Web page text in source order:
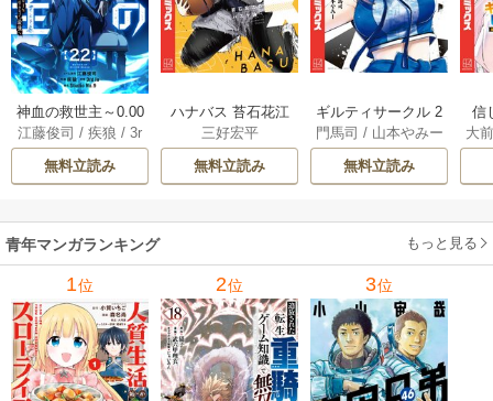
神血の救世主～0.00
000001％を引き当
て最強へ～【電子
書籍特典付】 22巻
江藤俊司 /疾狼 /3r
d Ie/Studio No.9
無料立読み
ハナバス 苔石花江
のバスケ論 7巻
三好宏平
無料立読み
ギルティサークル 2
1巻
門馬司 / 山本やみー
無料立読み
信
に
の
れ
メ
大
青年マンガランキング もっと見る
1位 2位 3位